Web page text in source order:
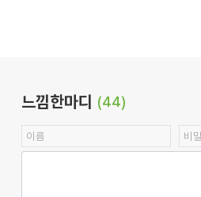
느낌한마디 (44)